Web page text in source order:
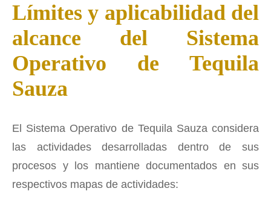
Límites y aplicabilidad del
alcance del Sistema
Operativo de Tequila
Sauza
El Sistema Operativo de Tequila Sauza considera
las actividades desarrolladas dentro de sus
procesos y los mantiene documentados en sus
respectivos mapas de actividades: